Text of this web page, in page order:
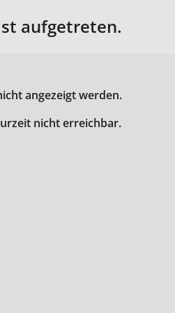
aufgetreten.
angezeigt werden.
nicht erreichbar.